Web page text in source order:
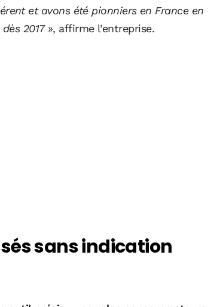
et avons été pionniers en France en
2017», affirme l’entreprise.
sans indication